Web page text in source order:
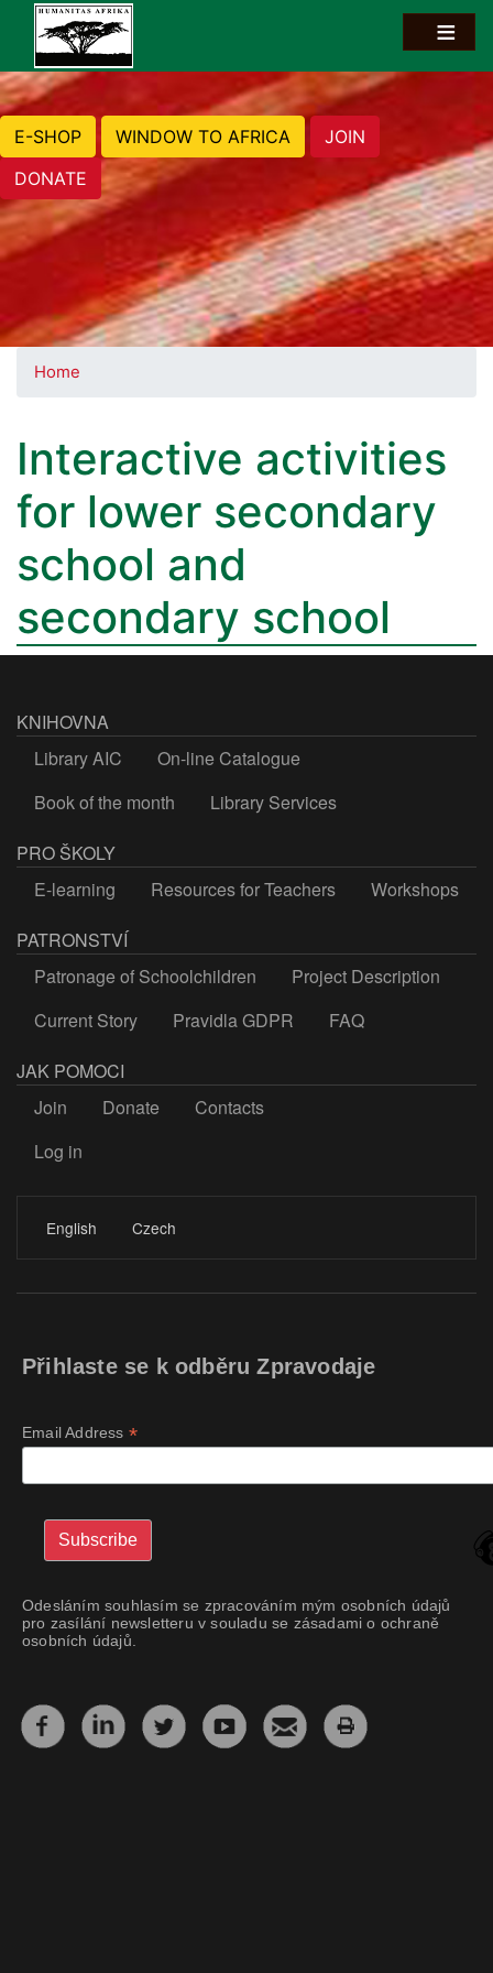
E-SHOP WINDOW TO AFRICA
JOIN
DONATE
Home
Interactive activities
for lower secondary
school and
secondary school
KNIHOVNA
Library AIC
On-line Catalogue
Book of the month
Library Services
PRO ŠKOLY
E-learning
Resources for Teachers
Workshops
PATRONSTVÍ
Patronage of Schoolchildren
Project Description
Current Story
Pravidla GDPR
FAQ
JAK POMOCI
Join
Donate
Contacts
LOGIN
Log in
English Czech
Přihlaste se k odběru Zpravodaje
Email Address *
Odesláním souhlasím se zpracováním mým osobních údajů
pro zasílání newsletteru v souladu se zásadami o ochraně
osobních údajů.